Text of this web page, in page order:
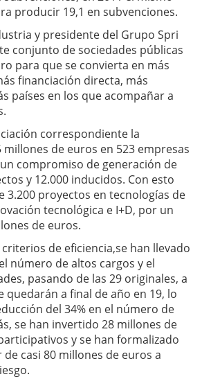
producir 19,1 en subvenciones.
y presidente del Grupo Spri
conjunto de sociedades públicas
para que se convierta en más
financiación directa, más
países en los que acompañar a
correspondiente la
millones de euros en 523 empresas
compromiso de generación de
y 12.000 inducidos. Con esto
3.200 proyectos en tecnologías de
tecnológica e I+D, por un
de euros.
de eficiencia,se han llevado
número de altos cargos y el
pasando de las 29 originales, a
quedarán a final de año en 19, lo
del 34% en el número de
se han invertido 28 millones de
y se han formalizado
casi 80 millones de euros a